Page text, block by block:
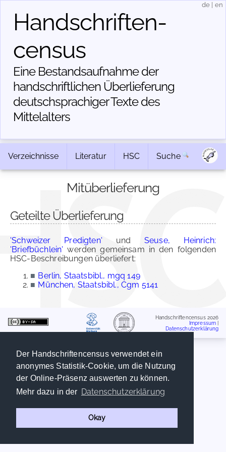
Der Handschriftencensus verwendet ein
anonymes Statistik-Cookie, um die Nutzung
der Online-Präsenz auswerten zu können.
Mehr dazu in der Datenschutzerklärung
Okay
Handschriften­
census
Eine Bestandsaufnahme der
handschriftlichen Über­lieferung
deutschsprachiger Texte des
Mittelalters
de en
Verzeichnisse Literatur HSC Suche
Mitüberlieferung
Geteilte Überlieferung
'Schweizer Predigten' und Seuse, Heinrich:
'Briefbüchlein' werden gemeinsam in den folgenden
HSC-Beschreibungen überliefert:
■ Berlin, Staatsbibl., mgq 149
■ München, Staatsbibl., Cgm 5141
Handschriftencensus 2026
Impressum
Datenschutzerklärung